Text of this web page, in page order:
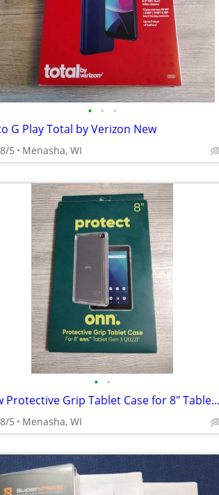
• • •
G Play Total by Verizon New
8/5 Menasha, WI
• •
New Protective Grip Tablet Case for 8" Tablet Gen 3 (2022)*
8/5 Menasha, WI